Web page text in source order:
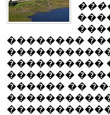
��������
����������
�������
������ ��